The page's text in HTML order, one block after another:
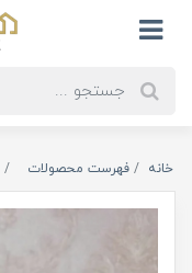
خانه فهرست محصولات